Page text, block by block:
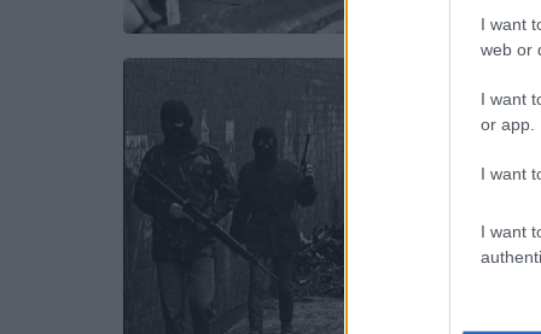
I want
web or
I want
or app.
I want
I want